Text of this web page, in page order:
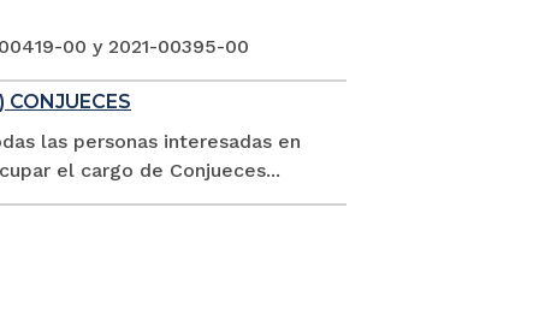
00 y 2021-00395-00
las personas interesadas en
el cargo de Conjueces...